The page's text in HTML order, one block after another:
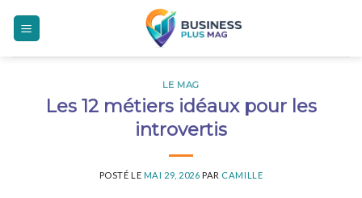
LE MAG
Les 12 métiers idéaux pour les
introvertis
POSTÉ LE MAI 29, 2026 PAR CAMILLE